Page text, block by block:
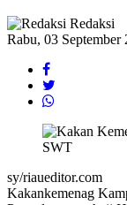
Redaksi
Rabu, 03
sy/riaueditor.com
Kakankemenag